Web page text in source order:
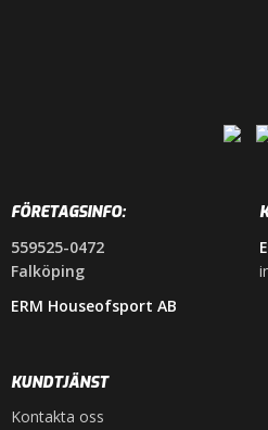
FÖRETAGSINFO:
559525-0472
Falköping
ERM Houseofsport AB
KUNDTJÄNST
Kontakta oss